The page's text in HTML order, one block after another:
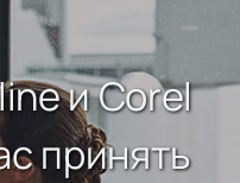
и Corel
принять